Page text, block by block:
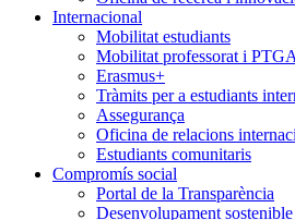
Internacional
Mobilitat estudiants
Mobilitat professorat i
Erasmus+
Tràmits per a estudiants
Assegurança
Oficina de relacions
Estudiants comunitaris
Compromís social
Portal de la Transparència
Desenvolupament sostenible